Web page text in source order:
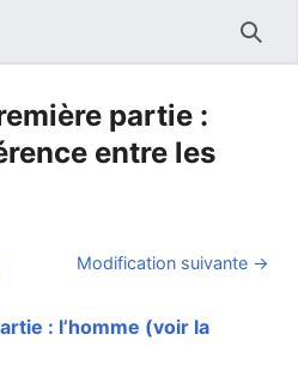
partie :
entre les
Modification suivante →
: l’homme (voir la